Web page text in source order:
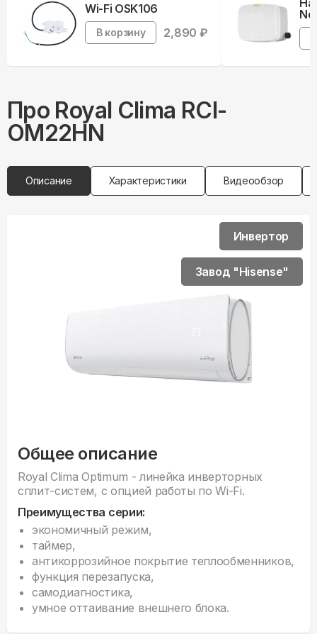
Wi-Fi OSK106
В корзину 2,890 ₽
Про Royal Clima RCI-
OM22HN
Описание Характеристики Видеообзор
Общее описание
Royal Clima Optimum - линейка инверторных
сплит-систем, с опцией работы по Wi-Fi.
Преимущества серии:
экономичный режим,
таймер,
антикоррозийное покрытие теплообменников,
функция перезапуска,
самодиагностика,
умное оттаивание внешнего блока.
Инвертор
Завод "Hisense"